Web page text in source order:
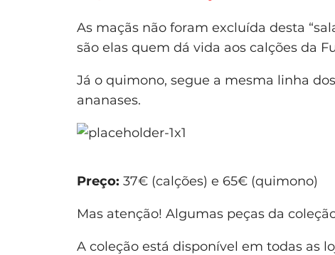
As maçãs não foram excluída desta
são elas quem dá vida aos calções da
Já o quimono, segue a mesma linha
ananases.
Preço: 37€ (calções) e 65€ (quimono)
Mas atenção! Algumas peças da
A coleção está disponível em todas as